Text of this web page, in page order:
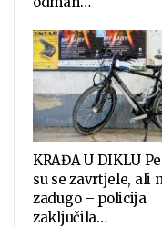
KRAĐA U DIKLU
su se zavrtjele, ali
zadugo – policija
zaključila…